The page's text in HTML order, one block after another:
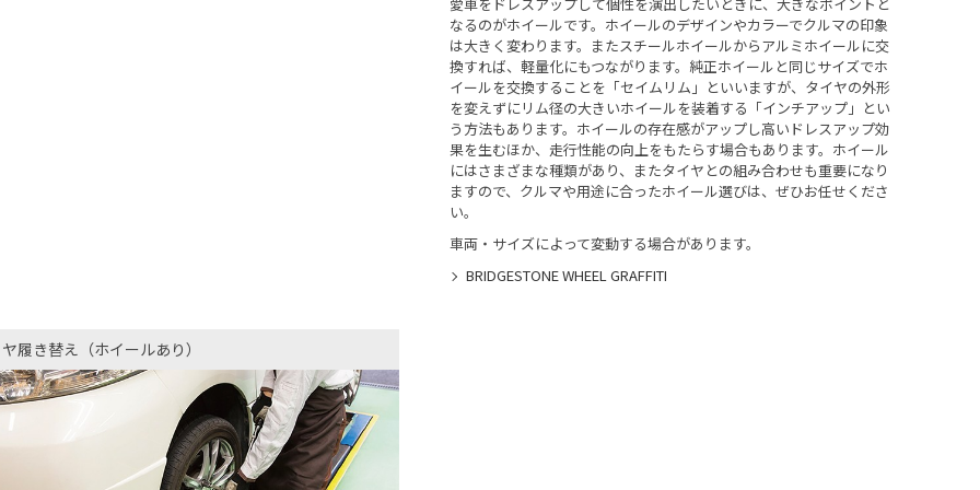
愛車をドレスアップして個性を演出したいときに、大きなポイントと
なるのがホイールです。ホイールのデザインやカラーでクルマの印象
は大きく変わります。またスチールホイールからアルミホイールに交
換すれば、軽量化にもつながります。純正ホイールと同じサイズでホ
イールを交換することを「セイムリム」といいますが、タイヤの外形
を変えずにリム径の大きいホイールを装着する「インチアップ」とい
う方法もあります。ホイールの存在感がアップし高いドレスアップ効
果を生むほか、走行性能の向上をもたらす場合もあります。ホイール
にはさまざまな種類があり、またタイヤとの組み合わせも重要になり
ますので、クルマや用途に合ったホイール選びは、ぜひお任せくださ
い。
車両・サイズによって変動する場合があります。
BRIDGESTONE WHEEL GRAFFITI
履き替え（ホイールあり）​